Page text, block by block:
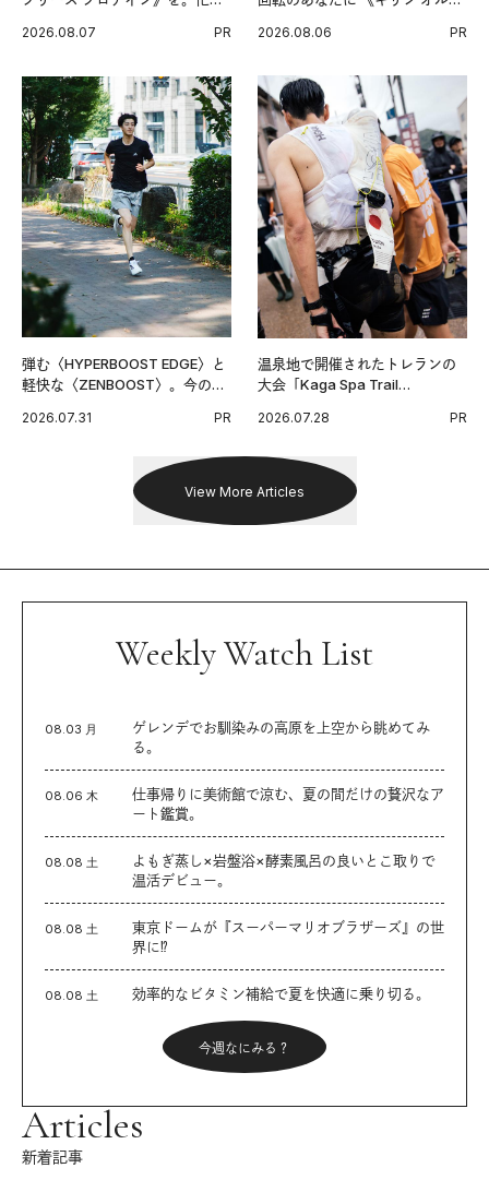
グ習慣。
2026.08.07 PR 2026.08.06 PR
弾む〈HYPERBOOST EDGE〉と
軽快な〈ZENBOOST〉。今の時
出した新機軸。
2026.07.31 PR
温泉地で開催されたトレランの
大会「Kaga Spa Trail
戦を夢見るランナーたちの奮闘
2026.07.28 PR
View More Articles
Weekly Watch List
08.03 月
ゲレンデでお馴染みの高原を上空から眺めてみ
る。
08.06 木
仕事帰りに美術館で涼む、夏の間だけの贅沢なア
ート鑑賞。
08.08 土
よもぎ蒸し×岩盤浴×酵素風呂の良いとこ取りで
温活デビュー。
08.08 土
東京ドームが『スーパーマリオブラザーズ』の世
界に⁉︎
08.08 土 効率的なビタミン補給で夏を快適に乗り切る。
今週なにみる？
Articles
新着記事